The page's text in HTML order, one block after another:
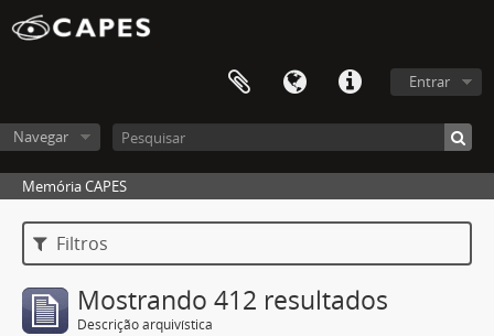
Entrar
Navegar
Memória CAPES
Filtros
Mostrando 412 resultados
Descrição arquivística